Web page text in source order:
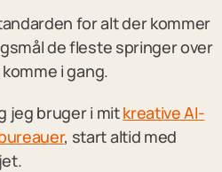
for alt der kommer
de fleste springer over
i gang.
jeg bruger i mitkreative AI-
, start altid med